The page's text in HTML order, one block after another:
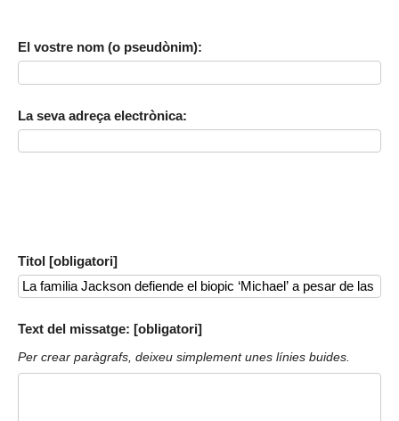
El vostre nom (o pseudònim):
La seva adreça electrònica:
Titol [obligatori]
Text del missatge: [obligatori]
Per crear paràgrafs, deixeu simplement unes línies buides.